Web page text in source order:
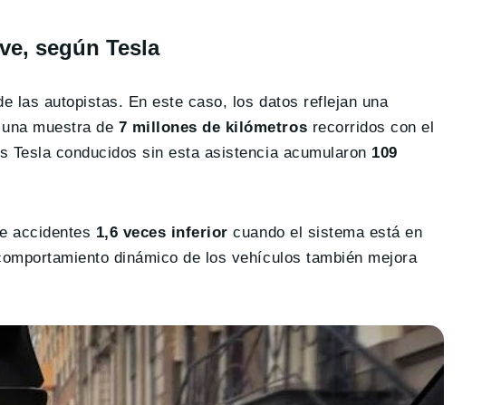
según Tesla
las autopistas. En este caso, los datos reflejan una
muestra de 7 millones de kilómetros recorridos con el
Tesla conducidos sin esta asistencia acumularon 109
accidentes 1,6 veces inferior cuando el sistema está en
dinámico de los vehículos también mejora